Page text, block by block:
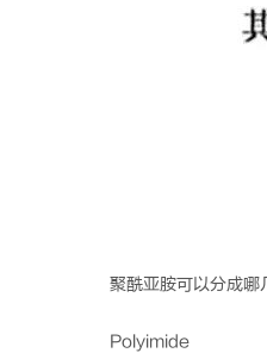
聚酰亚胺可以分成哪
Polyimide